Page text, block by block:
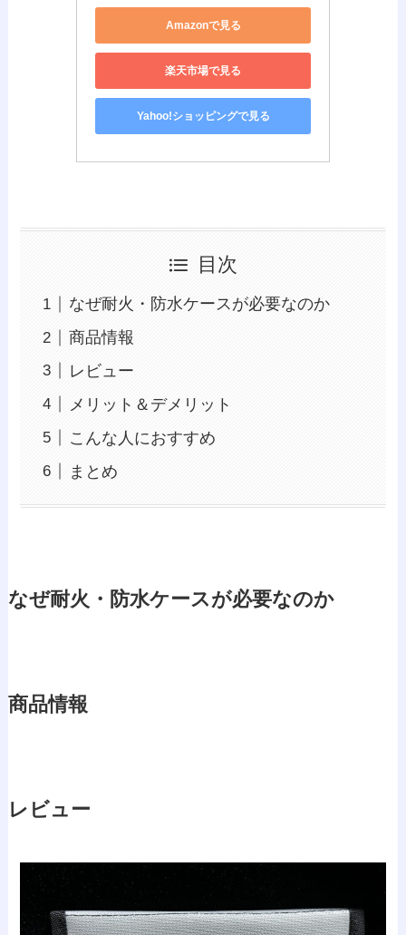
Amazonで見る
楽天市場で見る
Yahoo!ショッピングで見る
目次
なぜ耐火・防水ケースが必要なのか
商品情報
レビュー
メリット＆デメリット
こんな人におすすめ
まとめ
なぜ耐火・防水ケースが必要なのか
商品情報
レビュー